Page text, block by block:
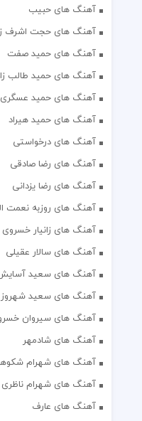
آهنگ های حبیب
آهنگ های حجت اشرف
آهنگ های حمید صفت
آهنگ های حمید طالب
آهنگ های حمید عسگری
آهنگ های حمید هیراد
آهنگ های درخواستی
آهنگ های رضا صادقی
آهنگ های رضا یزدانی
آهنگ های روزبه نعمت
آهنگ های زانیار خسروی
آهنگ های سالار عقیلی
آهنگ های سعید
آهنگ های سعید شهروز
آهنگ های سیروان
آهنگ های شادمهر
آهنگ های شهرام
آهنگ های شهرام ناظری
آهنگ های عارف